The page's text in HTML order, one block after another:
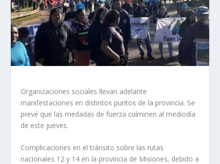
Organizaciones sociales llevan adelante
manifestaciones en distintos puntos de la provincia. Se
prevé que las medadas de fuerza culminen al mediodía
de este jueves.
Complicaciones en el tránsito sobre las rutas
nacionales 12 y 14 en la provincia de Misiones, debido a